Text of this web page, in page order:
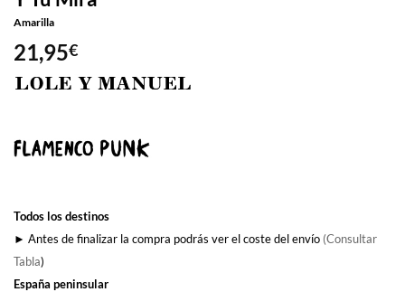
Amarilla
21,95€
Todos los destinos
► Antes de finalizar la compra podrás ver el coste del envío (Consultar
Tabla)
España peninsular